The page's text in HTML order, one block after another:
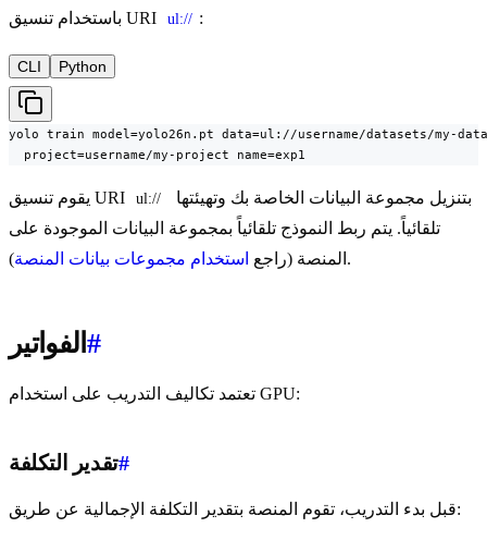
باستخدام تنسيق URI
ul:// :
CLI Python
yolo train model=yolo26n.pt data=ul://username/datasets/my-
  project=username/my-project name=exp1
يقوم تنسيق URI ul://
تلقائياً. يتم ربط النموذج تلقائياً بمجموعة البيانات الموجودة على
المنصة (راجع استخدام مجموعات بيانات المنصة ).
الفواتير #
تعتمد تكاليف التدريب على استخدام GPU:
تقدير التكلفة#
قبل بدء التدريب، تقوم المنصة بتقدير التكلفة الإجمالية عن طريق: